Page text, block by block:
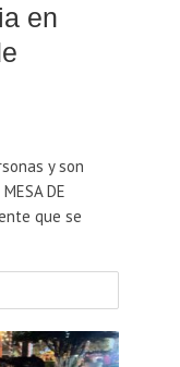
en
y son
DE
que se